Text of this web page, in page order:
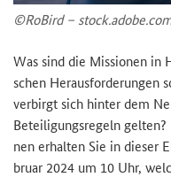
©Ro­Bird –
Was sind die Mis­sio­nen in
schen Her­aus­for­de­run­gen
ver­birgt sich hin­ter dem
Be­tei­li­gungs­re­geln
nen er­hal­ten Sie in die­ser
bru­ar 2024 um 10 Uhr,